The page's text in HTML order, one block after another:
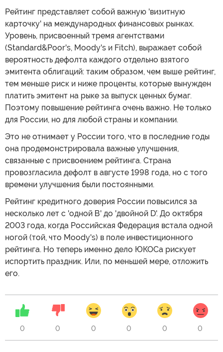
Рейтинг представляет собой важную 'визитную
карточку' на международных финансовых рынках.
Уровень, присвоенный тремя агентствами
(Standard&Poor's, Moody's и Fitch), выражает собой
вероятность дефолта каждого отдельно взятого
эмитента облигаций: таким образом, чем выше рейтинг,
тем меньше риск и ниже проценты, которые вынужден
платить эмитент на рыке за выпуск ценных бумаг.
Поэтому повышение рейтинга очень важно. Не только
для России, но для любой страны и компании.
Это не отнимает у России того, что в последние годы
она продемонстрировала важные улучшения,
связанные с присвоением рейтинга. Страна
провозгласила дефолт в августе 1998 года, но с того
времени улучшения были постоянными.
Рейтинг кредитного доверия России повысился за
несколько лет с 'одной В' до 'двойной D'. До октября
2003 года, когда Российская Федерация встала одной
ногой (той, что Moody's) в поле инвестиционного
рейтинга. Но теперь именно дело ЮКОСа рискует
испортить праздник. Или, по меньшей мере, отложить
его.
0 0 0 0 0 0